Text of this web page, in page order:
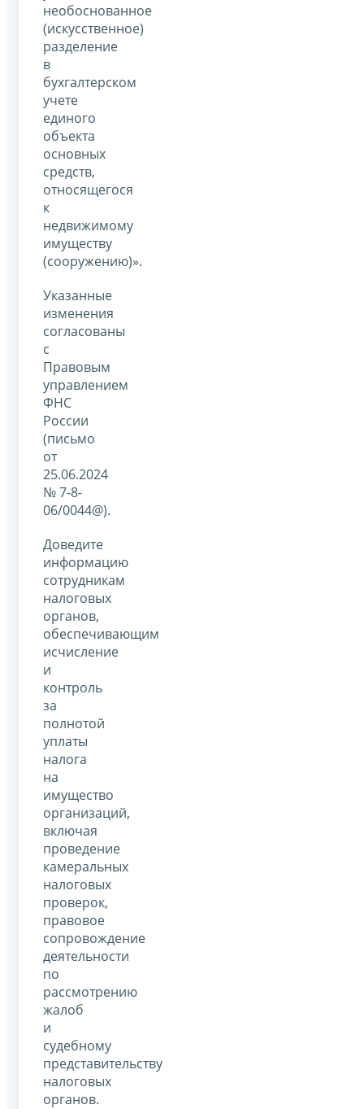
необоснованное
(искусственное)
разделение
в
бухгалтерском
учете
единого
объекта
основных
средств,
относящегося
к
недвижимому
имуществу
(сооружению)».
Указанные
изменения
согласованы
с
Правовым
управлением
ФНС
России
(письмо
от
25.06.2024
№ 7-8-
06/0044@).
Доведите
информацию
сотрудникам
налоговых
органов,
обеспечивающим
исчисление
и
контроль
за
полнотой
уплаты
налога
на
имущество
организаций,
включая
проведение
камеральных
налоговых
проверок,
правовое
сопровождение
деятельности
по
рассмотрению
жалоб
и
судебному
представительству
налоговых
органов.